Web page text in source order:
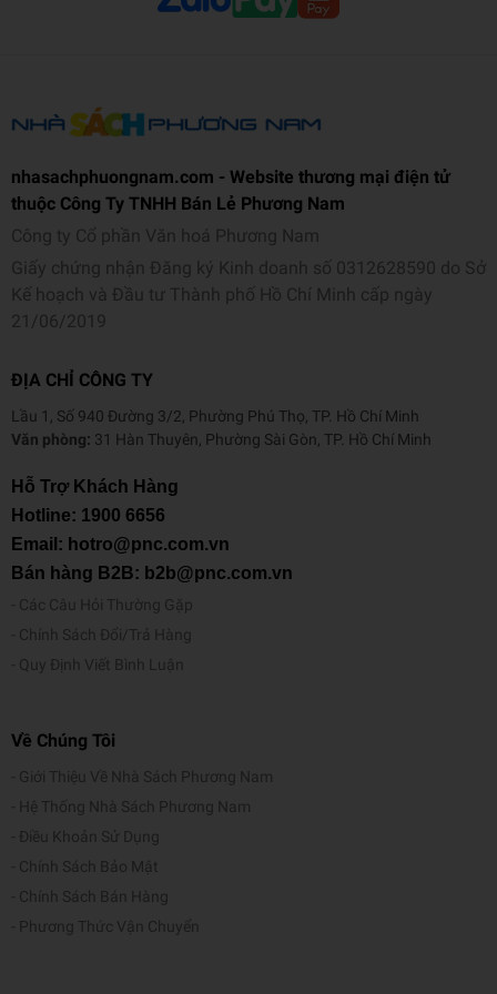
và tinh thần trách nhiệm.
chuyên gia tâm lý hàng đầu.
"Mình dũng cảm"là món quà đầy tâm huyết dành tặng cho
những "mầm xanh" đang chập chững khám phá thế giới. Cuốn
sách không chỉ dạy trẻ cách đi qua nỗi sợ, mà còn là kim chỉ nam
để con lớn lên với một trái tim mạnh mẽ, một tâm hồn tự tin và bản
Thông tin chi tiết
Mã sản phẩm 893521031466
Người dịch Khánh Vân
Năm XB
Trọng lượng (gr)
Kích thước (cm)
Số trang
nhasachphuongnam.com - Website thương mại điện tử
thuộc Công Ty TNHH Bán Lẻ Phương Nam
Công ty Cổ phần Văn hoá Phương Nam
Giấy chứng nhận Đăng ký Kinh doanh số 0312628590 do Sở
Kế hoạch và Đầu tư Thành phố Hồ Chí Minh cấp ngày
21/06/2019
ĐỊA CHỈ CÔNG TY
Lầu 1, Số 940 Đường 3/2, Phường Phú Thọ, TP. Hồ Chí Minh
Văn phòng: 31 Hàn Thuyên, Phường Sài Gòn, TP. Hồ Chí Minh
Hỗ Trợ Khách Hàng
Hotline: 1900 6656
Email: hotro@pnc.com.vn
Bán hàng B2B: b2b@pnc.com.vn
Các Câu Hỏi Thường Gặp
Chính Sách Đổi/Trả Hàng
Quy Định Viết Bình Luận
Về Chúng Tôi
Giới Thiệu Về Nhà Sách Phương Nam
Hệ Thống Nhà Sách Phương Nam
Điều Khoản Sử Dụng
Chính Sách Bảo Mật
Chính Sách Bán Hàng
Phương Thức Vận Chuyển